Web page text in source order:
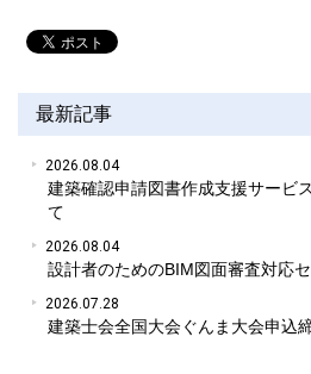
最新記事
2026.08.04
建築確認申請図書作成支援サービ
て
2026.08.04
設計者のためのBIM図面審査対応
2026.07.28
建築士会全国大会ぐんま大会申込